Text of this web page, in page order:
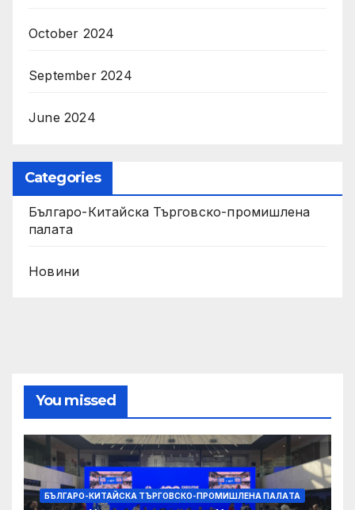
October 2024
September 2024
June 2024
Categories
Българо-Китайска Търговско-промишлена
палaта
Новини
You missed
БЪЛГАРО-КИТАЙСКА ТЪРГОВСКО-ПРОМИШЛЕНА ПАЛAТА